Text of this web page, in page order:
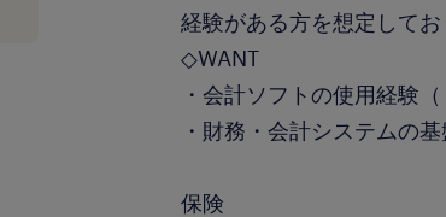
経験がある方を想定してお
◇WANT
・会計ソフトの使用経験（
・財務・会計システムの
保険